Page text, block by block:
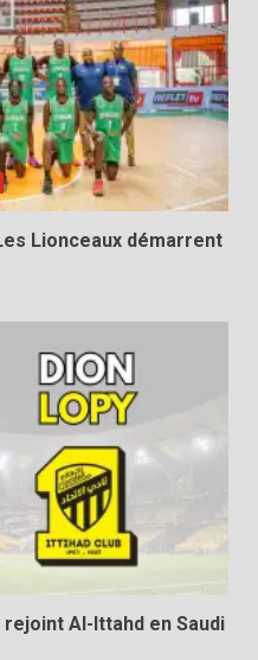
Lionceaux démarrent
Al-Ittahd en Saudi